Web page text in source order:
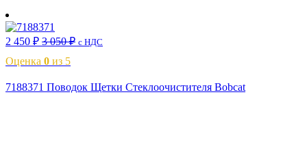
2 450 ₽ 3 050₽ с НДС
Оценка 0 из 5
7188371 Поводок Щетки Стеклоочистителя Bobcat